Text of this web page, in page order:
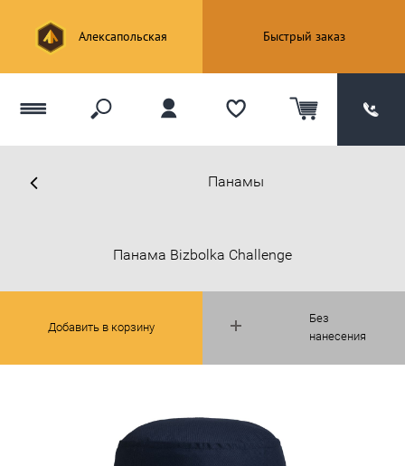
Алексапольская Быстрый заказ
Панамы
Без
нанесения
Панама Bizbolka Challenge
Добавить в корзину